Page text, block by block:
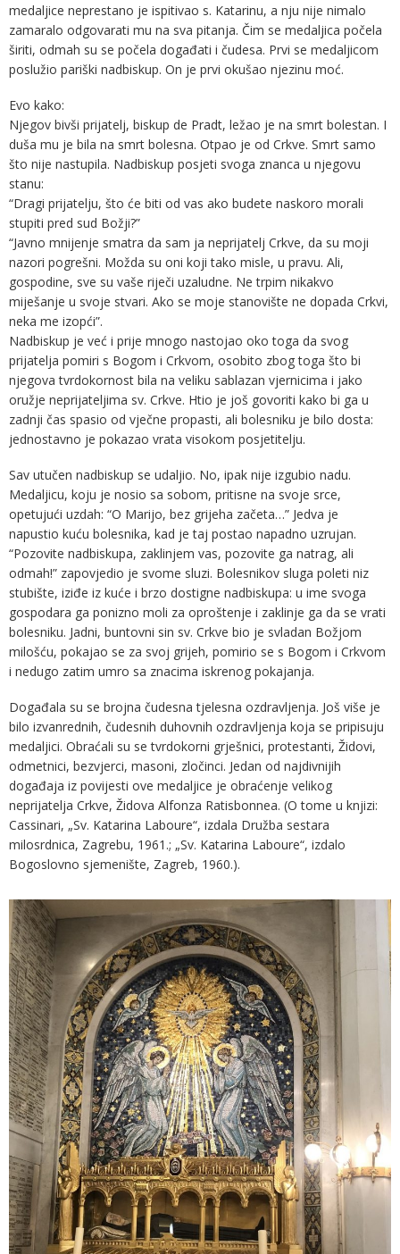
medaljice neprestano je ispitivao s. Katarinu, a nju nije nimalo
zamaralo odgovarati mu na sva pitanja. Čim se medaljica počela
širiti, odmah su se počela događati i čudesa. Prvi se medaljicom
poslužio pariški nadbiskup. On je prvi okušao njezinu moć.
Evo kako:
Njegov bivši prijatelj, biskup de Pradt, ležao je na smrt bolestan. I
duša mu je bila na smrt bolesna. Otpao je od Crkve. Smrt samo
što nije nastupila. Nadbiskup posjeti svoga znanca u njegovu
stanu:
“Dragi prijatelju, što će biti od vas ako budete naskoro morali
stupiti pred sud Božji?”
“Javno mnijenje smatra da sam ja neprijatelj Crkve, da su moji
nazori pogrešni. Možda su oni koji tako misle, u pravu. Ali,
gospodine, sve su vaše riječi uzaludne. Ne trpim nikakvo
miješanje u svoje stvari. Ako se moje stanovište ne dopada Crkvi,
neka me izopći”.
Nadbiskup je već i prije mnogo nastojao oko toga da svog
prijatelja pomiri s Bogom i Crkvom, osobito zbog toga što bi
njegova tvrdokornost bila na veliku sablazan vjernicima i jako
oružje neprijateljima sv. Crkve. Htio je još govoriti kako bi ga u
zadnji čas spasio od vječne propasti, ali bolesniku je bilo dosta:
jednostavno je pokazao vrata visokom posjetitelju.
Sav utučen nadbiskup se udaljio. No, ipak nije izgubio nadu.
Medaljicu, koju je nosio sa sobom, pritisne na svoje srce,
opetujući uzdah: “O Marijo, bez grijeha začeta…” Jedva je
napustio kuću bolesnika, kad je taj postao napadno uzrujan.
“Pozovite nadbiskupa, zaklinjem vas, pozovite ga natrag, ali
odmah!” zapovjedio je svome sluzi. Bolesnikov sluga poleti niz
stubište, iziđe iz kuće i brzo dostigne nadbiskupa: u ime svoga
gospodara ga ponizno moli za oproštenje i zaklinje ga da se vrati
bolesniku. Jadni, buntovni sin sv. Crkve bio je svladan Božjom
milošću, pokajao se za svoj grijeh, pomirio se s Bogom i Crkvom
i nedugo zatim umro sa znacima iskrenog pokajanja.
Događala su se brojna čudesna tjelesna ozdravljenja. Još više je
bilo izvanrednih, čudesnih duhovnih ozdravljenja koja se pripisuju
medaljici. Obraćali su se tvrdokorni grješnici, protestanti, Židovi,
odmetnici, bezvjerci, masoni, zločinci. Jedan od najdivnijih
događaja iz povijesti ove medaljice je obraćenje velikog
neprijatelja Crkve, Židova Alfonza Ratisbonnea. (O tome u knjizi:
Cassinari, „Sv. Katarina Laboure“, izdala Družba sestara
milosrdnica, Zagrebu, 1961.; „Sv. Katarina Laboure“, izdalo
Bogoslovno sjemenište, Zagreb, 1960.).